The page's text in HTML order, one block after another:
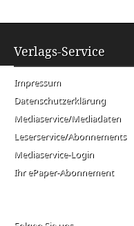
Verlags-Service
Impressum
Datenschutzerklärung
Mediaservice/Mediadaten
Leserservice/Abonnements
Mediaservice-Login
Ihr ePaper-Abonnement